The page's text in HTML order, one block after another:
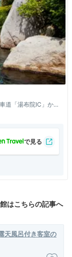
道「湯布院IC」から
はこちらの記事へ
天風呂付き客室の